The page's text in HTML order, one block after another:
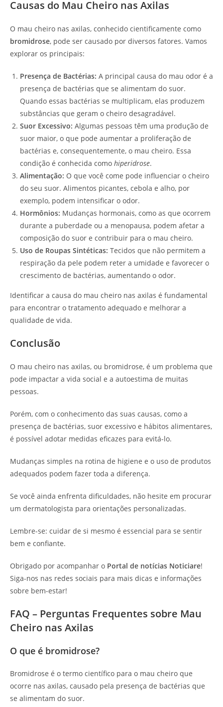
Causas do Mau Cheiro nas Axilas
O mau cheiro nas axilas, conhecido cientificamente como
bromidrose, pode ser causado por diversos fatores. Vamos
explorar os principais:
Presença de Bactérias: A principal causa do mau odor é a
presença de bactérias que se alimentam do suor.
Quando essas bactérias se multiplicam, elas produzem
substâncias que geram o cheiro desagradável.
Suor Excessivo: Algumas pessoas têm uma produção de
suor maior, o que pode aumentar a proliferação de
bactérias e, consequentemente, o mau cheiro. Essa
condição é conhecida como hiperidrose.
Alimentação: O que você come pode influenciar o cheiro
do seu suor. Alimentos picantes, cebola e alho, por
exemplo, podem intensificar o odor.
Hormônios: Mudanças hormonais, como as que ocorrem
durante a puberdade ou a menopausa, podem afetar a
composição do suor e contribuir para o mau cheiro.
Uso de Roupas Sintéticas: Tecidos que não permitem a
respiração da pele podem reter a umidade e favorecer o
crescimento de bactérias, aumentando o odor.
Identificar a causa do mau cheiro nas axilas é fundamental
para encontrar o tratamento adequado e melhorar a
qualidade de vida.
Conclusão
O mau cheiro nas axilas, ou bromidrose, é um problema que
pode impactar a vida social e a autoestima de muitas
pessoas.
Porém, com o conhecimento das suas causas, como a
presença de bactérias, suor excessivo e hábitos alimentares,
é possível adotar medidas eficazes para evitá-lo.
Mudanças simples na rotina de higiene e o uso de produtos
adequados podem fazer toda a diferença.
Se você ainda enfrenta dificuldades, não hesite em procurar
um dermatologista para orientações personalizadas.
Lembre-se: cuidar de si mesmo é essencial para se sentir
bem e confiante.
Obrigado por acompanhar o Portal de notícias Noticiare!
Siga-nos nas redes sociais para mais dicas e informações
sobre bem-estar!
FAQ – Perguntas Frequentes sobre Mau
Cheiro nas Axilas
O que é bromidrose?
Bromidrose é o termo científico para o mau cheiro que
ocorre nas axilas, causado pela presença de bactérias que
se alimentam do suor.